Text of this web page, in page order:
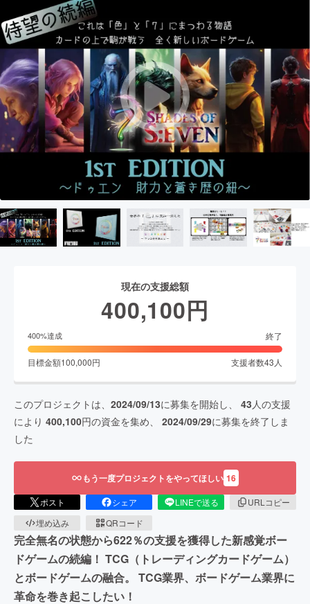
現在の支援総額
400,100円
400%達成 終了
目標金額100,000円 支援者数43 人
このプロジェクトは、 2024/09/13に募集を開始し、 43 人の支援
により 400,100円の資金を集め、 2024/09/29に募集を終了しま
した
もう一度プロジェクトをやってほしい 16
ポスト シェア LINEで送る
URLコピー
埋め込み
QRコード
完全無名の状態から622％の支援を獲得した新感覚ボー
ドゲームの続編！ TCG（トレーディングカードゲーム）
とボードゲームの融合。 TCG業界、ボードゲーム業界に
革命を巻き起こしたい！